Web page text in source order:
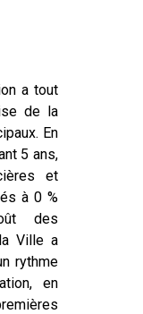
a tout
de la
En
5 ans,
et
à 0 %
des
Ville a
rythme
en